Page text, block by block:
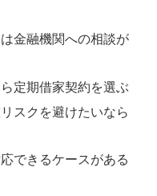
金融機関への相談が
定期借家契約を選ぶ
スクを避けたいなら
できるケースがある